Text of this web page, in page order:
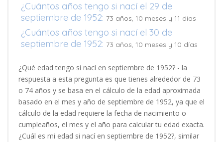
¿Cuántos años tengo si nací el 29 de
septiembre de 1952: 73 años, 10 meses y 11 días
¿Cuántos años tengo si nací el 30 de
septiembre de 1952: 73 años, 10 meses y 10 días
¿Qué edad tengo si nací en septiembre de 1952? - la
respuesta a esta pregunta es que tienes alrededor de 73
o 74 años y se basa en el cálculo de la edad aproximada
basado en el mes y año de septiembre de 1952, ya que el
cálculo de la edad requiere la fecha de nacimiento o
cumpleaños, el mes y el año para calcular tu edad exacta.
¿Cuál es mi edad si nací en septiembre de 1952?, similar